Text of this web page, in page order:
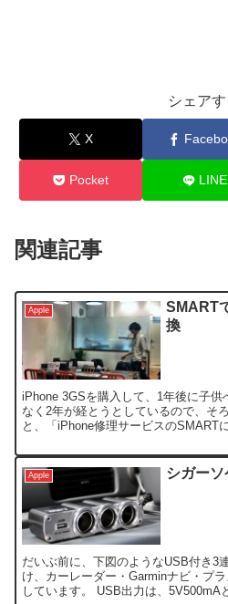
シェアす
X
Pocket LINE
関連記事
Apple
SMART
換
iPhone 3GSを購入して、1年後に子供
なく2年が経とうとしているので、そ
と、「iPhone修理サービスのSMART
Apple シガー
だいぶ前に、下図のようなUSB付き3
け、カーレーダー・Garminナビ・プ
しています。 USB出力は、5V500mA